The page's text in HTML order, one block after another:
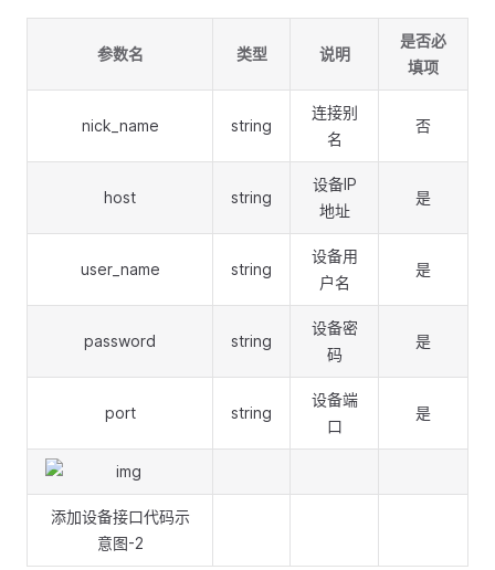
参数名 类型 说明
是否必
填项
nick_name string
连接别
名
否
host string
设备IP
地址
是
user_name string
设备用
户名
是
password string
设备密
码
是
port string
设备端
口
是
添加设备接口代码示
意图-2